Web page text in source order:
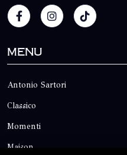
Menu
Antonio Sartori
Classico
Momenti
Maison